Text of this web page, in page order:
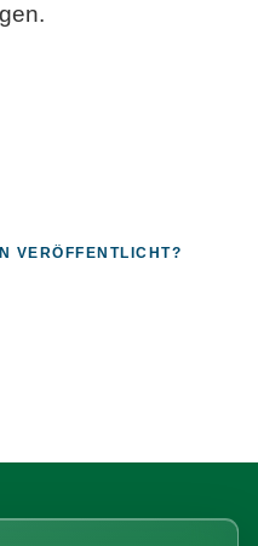
VERÖFFENTLICHT?